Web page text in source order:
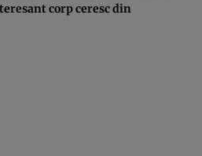
corp ceresc din